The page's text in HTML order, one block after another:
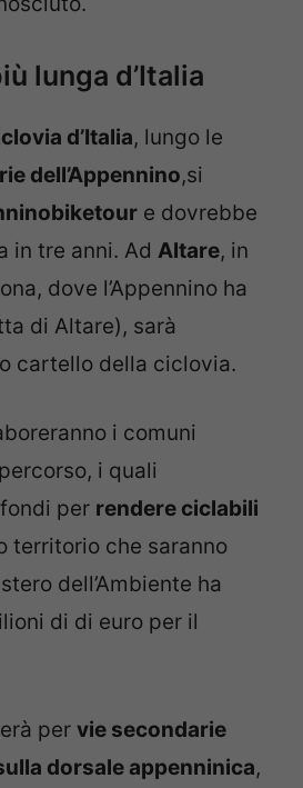
lunga d’Italia
d’Italia, lungo le
dell’Appennino,si
e dovrebbe
in tre anni. Ad Altare, in
dove l’Appennino ha
di Altare), sarà
cartello della ciclovia.
i comuni
i quali
per rendere ciclabili
territorio che saranno
dell’Ambiente ha
di di euro per il
per vie secondarie
dorsale appenninica,